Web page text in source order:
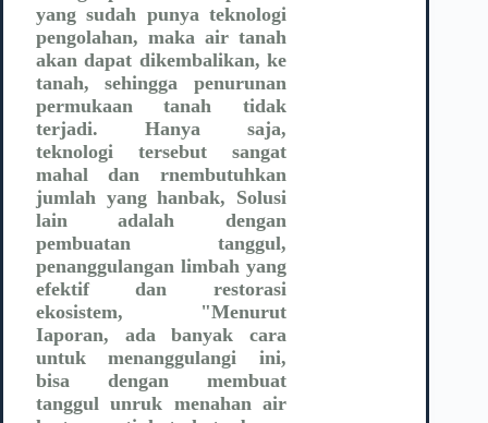
yang sudah punya teknologi
pengolahan, maka air tanah
akan dapat dikembalikan, ke
tanah, sehingga penurunan
permukaan tanah tidak
terjadi. Hanya saja,
teknologi tersebut sangat
mahal dan rnembutuhkan
jumlah yang hanbak, Solusi
lain adalah dengan
pembuatan tanggul,
penanggulangan limbah yang
efektif dan restorasi
ekosistem, "Menurut
Iaporan, ada banyak cara
untuk menanggulangi ini,
bisa dengan membuat
tanggul unruk menahan air